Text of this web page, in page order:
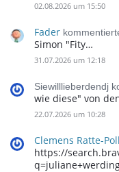
02.08.2026 um 15:50
Fader
Simon "Fity…
31.07.2026 um 12:18
Siewilllieberdendj
wie diese" von
22.07.2026 um 10:28
Clemens Ratte-
https://